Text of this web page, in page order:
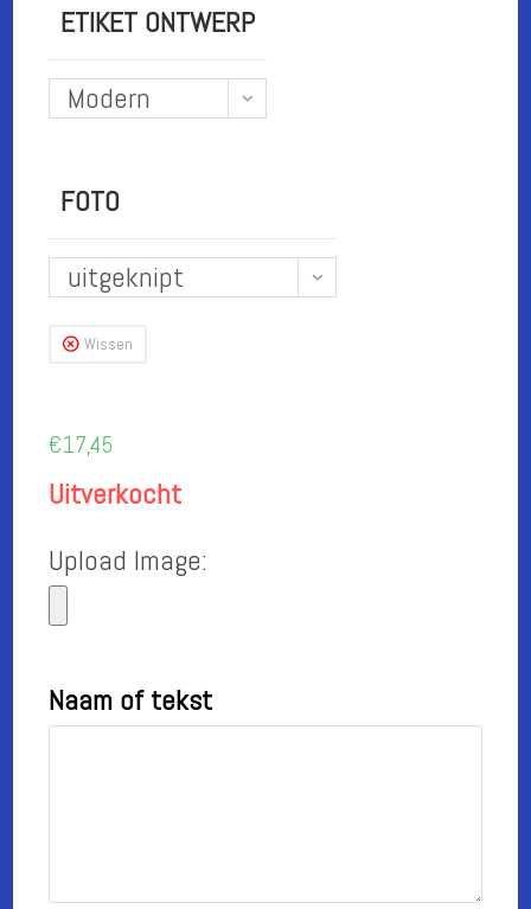
ETIKET ONTWERP
Modern
FOTO
uitgeknipt
Wissen
€17,45
Uitverkocht
Upload Image:
Naam of tekst